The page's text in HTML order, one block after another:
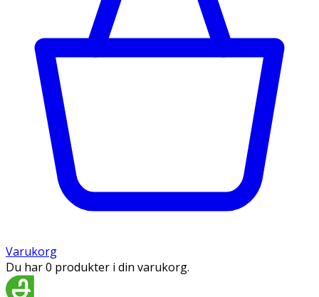
Varukorg
Du har 0 produkter i din varukorg.